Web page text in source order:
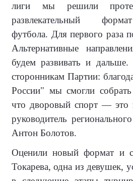
лиги мы решили
развлекательный
футбола. Для первого раза
Альтернативные
будем развивать и дальше.
сторонникам Партии:
России" мы смогли
что дворовый спорт — это
руководитель
Антон Болотов.
Оценили новый формат и
Токарева, одна из девушек,